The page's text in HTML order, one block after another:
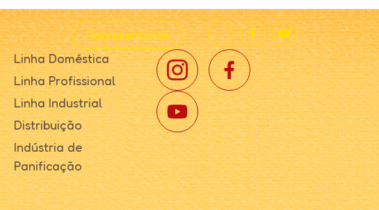
Representante
Linha Doméstica
Linha Profissional
Linha Industrial
Distribuição
Indústria de
Panificação